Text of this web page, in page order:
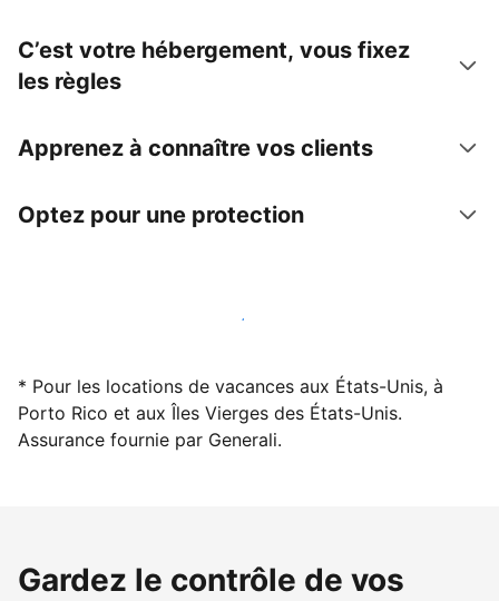
C’est votre hébergement, vous fixez
les règles
Apprenez à connaître vos clients
Optez pour une protection
Accueillez des clients avec nous dès maintenant
* Pour les locations de vacances aux États-Unis, à
Porto Rico et aux Îles Vierges des États-Unis.
Assurance fournie par Generali.
Gardez le contrôle de vos